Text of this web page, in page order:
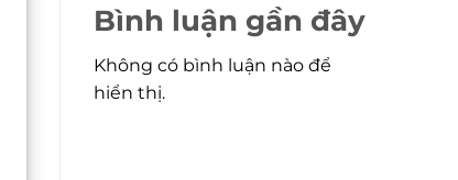
Bình luận gần đây
Không có bình luận nào để
hiển thị.